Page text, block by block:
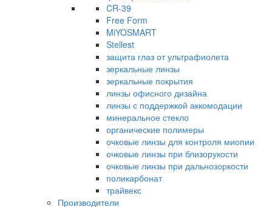
CR-39
Free Form
MiYOSMART
Stellest
защита глаз от ультрафиолета
зеркальные линзы
зеркальные покрытия
линзы офисного дизайна
линзы с поддержкой аккомодации
минеральное стекло
органические полимеры
очковые линзы для контроля миопии
очковые линзы при близорукости
очковые линзы при дальнозоркости
поликарбонат
трайвекс
Производители